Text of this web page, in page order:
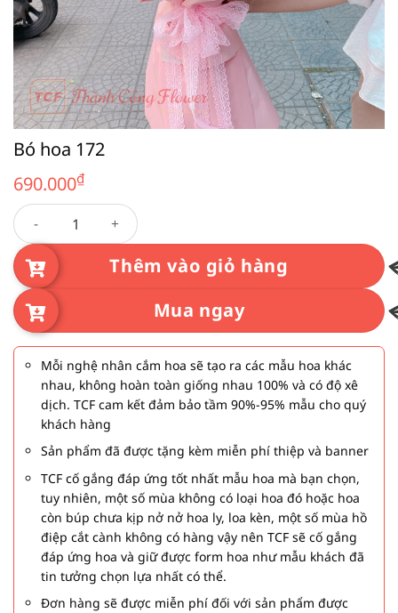
Bó hoa 172
690.000₫
Bó hoa 172 số lượng
Thêm vào giỏ hàng
Mua ngay
Mỗi nghệ nhân cắm hoa sẽ tạo ra các mẫu hoa khác
nhau, không hoàn toàn giống nhau 100% và có độ xê
dịch. TCF cam kết đảm bảo tầm 90%-95% mẫu cho quý
khách hàng
Sản phẩm đã được tặng kèm miễn phí thiệp và banner
TCF cố gắng đáp ứng tốt nhất mẫu hoa mà bạn chọn,
tuy nhiên, một số mùa không có loại hoa đó hoặc hoa
còn búp chưa kịp nở nở hoa ly, loa kèn, một số mùa hồ
điệp cắt cành không có hàng vậy nên TCF sẽ cố gắng
đáp ứng hoa và giữ được form hoa như mẫu khách đã
tin tưởng chọn lựa nhất có thể.
Đơn hàng sẽ được miễn phí đối với sản phẩm được